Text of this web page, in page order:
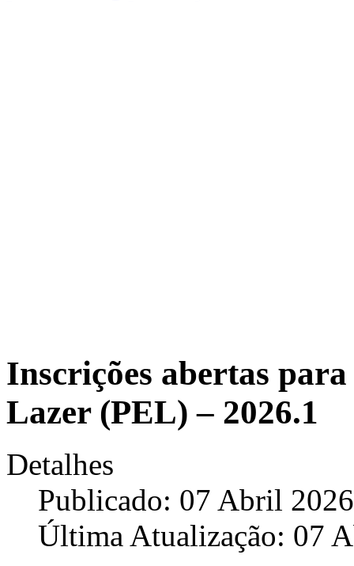
Inscrições abertas
Lazer (PEL) – 2026.1
Detalhes
Publicado: 07 Abril 2026
Última Atualização: 07